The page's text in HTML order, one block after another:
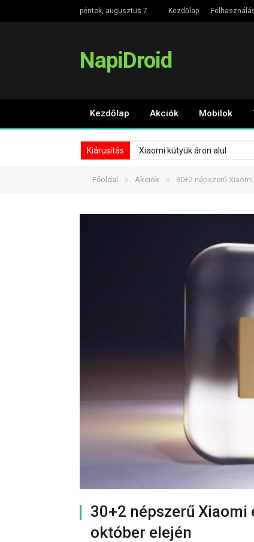
péntek, augusztus 7 Kezdőlap
NapiDroid
Kezdőlap Akciók Mobilok
Kiárusítás Xiaomi kütyük áron alul
Főoldal » Akciók » 30+2 népszerű
30+2 népszerű
október elején